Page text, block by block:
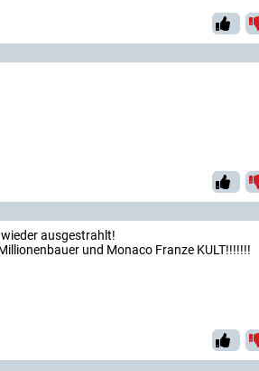
ausgestrahlt!
und Monaco Franze KULT!!!!!!!